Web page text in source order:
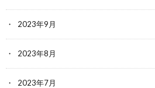
2023年9月
2023年8月
2023年7月